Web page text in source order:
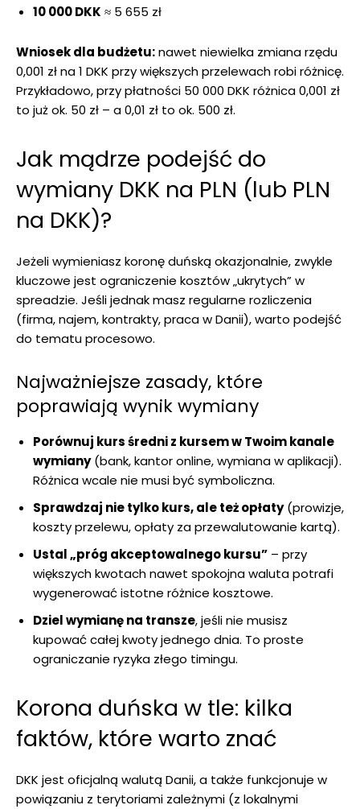
10 000 DKK ≈ 5 655 zł
Wniosek dla budżetu:nawet niewielka zmiana rzędu
0,001 zł na 1 DKK przy większych przelewach robi różnicę.
Przykładowo, przy płatności 50 000 DKK różnica 0,001 zł
to już ok. 50 zł – a 0,01 zł to ok. 500 zł.
Jak mądrze podejść do
wymiany DKK na PLN (lub PLN
na DKK)?
Jeżeli wymieniasz koronę duńską okazjonalnie, zwykle
kluczowe jest ograniczenie kosztów „ukrytych” w
spreadzie. Jeśli jednak masz regularne rozliczenia
(firma, najem, kontrakty, praca w Danii), warto podejść
do tematu procesowo.
Najważniejsze zasady, które
poprawiają wynik wymiany
Porównuj kurs średni z kursem w Twoim kanale
wymiany(bank, kantor online, wymiana w aplikacji).
Różnica wcale nie musi być symboliczna.
Sprawdzaj nie tylko kurs, ale też opłaty(prowizje,
koszty przelewu, opłaty za przewalutowanie kartą).
Ustal „próg akceptowalnego kursu” – przy
większych kwotach nawet spokojna waluta potrafi
wygenerować istotne różnice kosztowe.
Dziel wymianę na transze, jeśli nie musisz
kupować całej kwoty jednego dnia. To proste
ograniczanie ryzyka złego timingu.
Korona duńska w tle: kilka
faktów, które warto znać
DKK jest oficjalną walutą Danii, a także funkcjonuje w
powiązaniu z terytoriami zależnymi (z lokalnymi